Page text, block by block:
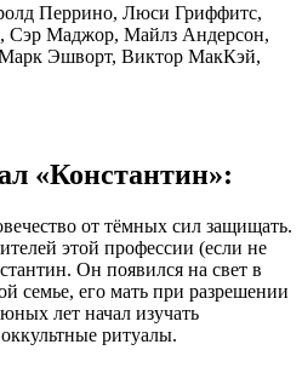
Перрино, Люси Гриффитс,
Сэр Маджор, Майлз Андерсон,
Эшворт, Виктор МакКэй,
«Константин»:
от тёмных сил защищать.
этой профессии (если не
Он появился на свет в
семье, его мать при разрешении
лет начал изучать
ритуалы.